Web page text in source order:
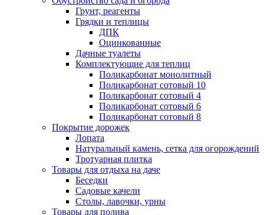
Грунт, реагенты
Грядки и теплицы
ДПК
Оцинкованные
Дачные туалеты
Комплектующие для теплиц
Поликарбонат монолитный
Поликарбонат сотовый 10
Поликарбонат сотовый 4
Поликарбонат сотовый 6
Поликарбонат сотовый 8
Покрытие дорожек
Лопата
Натуральный камень, сетка для огорождений
Тротуарная плитка
Товары для отдыха на даче
Беседки
Садовые качели
Столы, лавочки, урны
Товары для полива